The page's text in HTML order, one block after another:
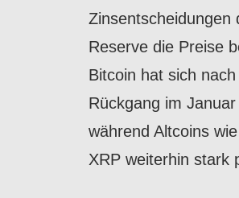
Zinsentscheidungen
Reserve die Preise
Bitcoin hat sich
Rückgang im
während Altcoins
XRP weiterhin stark